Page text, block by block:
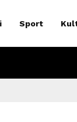
Sport